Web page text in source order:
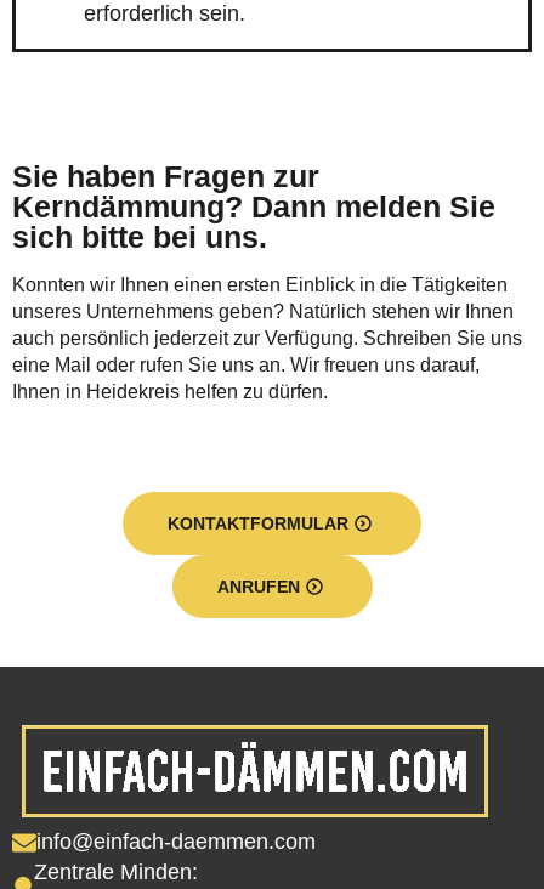
erforderlich sein.
Sie haben Fragen zur
Kerndämmung? Dann melden Sie
sich bitte bei uns.
Konnten wir Ihnen einen ersten Einblick in die Tätigkeiten
unseres Unternehmens geben? Natürlich stehen wir Ihnen
auch persönlich jederzeit zur Verfügung. Schreiben Sie uns
eine Mail oder rufen Sie uns an. Wir freuen uns darauf,
Ihnen in Heidekreis helfen zu dürfen.
KONTAKTFORMULAR
ANRUFEN
info@einfach-daemmen.com
Zentrale Minden: